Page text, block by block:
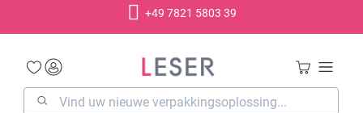
+49 7821 5803 39